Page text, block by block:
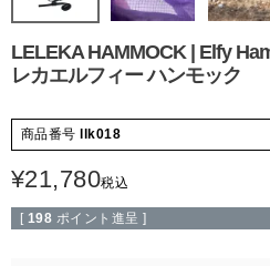
LELEKA HAMMOCK | Elfy
レカエルフィー ハンモック
商品番号 llk018
¥21,780税込
[ 198 ポイント進呈 ]